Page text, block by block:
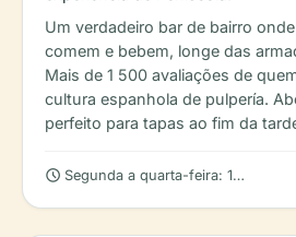
Um verdadeiro bar de bairro
comem e bebem, longe das
Mais de 1 500 avaliações de
cultura espanhola de pulpería.
perfeito para tapas ao fim da
schedule Segunda a quarta-feira: 19h00 –